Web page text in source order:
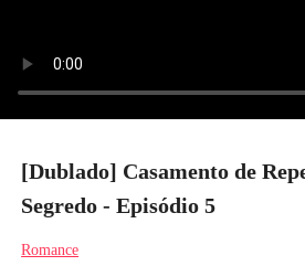
[Dublado] Casamento de
Segredo - Episódio 5
Romance